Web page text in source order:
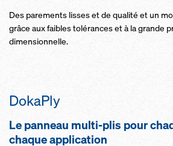
Des parements lisses et de qualité et un
grâce aux faibles tolérances et à la grande
dimensionnelle.
DokaPly
Le panneau multi-plis pour
chaque application